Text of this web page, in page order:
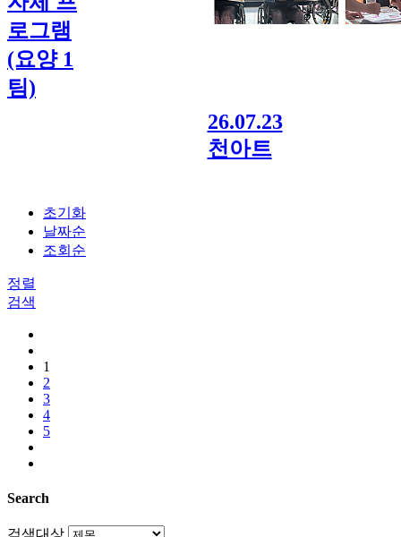
로그램
(요양 1
팀)
26.07.23
천아트
초기화
날짜순
조회순
정렬
검색
1
2
3
4
5
Search